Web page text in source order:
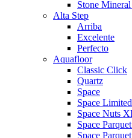
Stone
Alta Step
Arriba
Excelente
Perfecto
Aquafloor
Classic Click
Quartz
Space
Space
Space Nuts
Space
Space